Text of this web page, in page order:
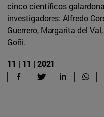
cinco científicos
investigadores: Alfredo
Guerrero, Margarita del
Goñi.
11 | 11 | 2021